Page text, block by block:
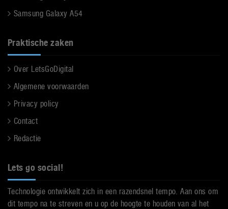
Samsung Galaxy A54
Praktische zaken
Over LetsGoDigital
Algemene voorwaarden
Privacy policy
Contact
Redactie
Lets go social!
Technologie ontwikkelt zich in een razendsnel tempo. Aan ons om
dit tempo na te streven en u op de hoogte te houden van al het